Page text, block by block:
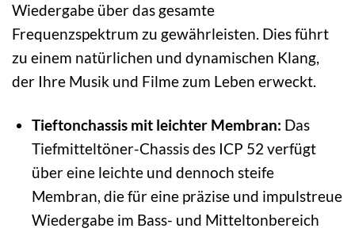
Wiedergabe über das gesamte
Frequenzspektrum zu gewährleisten. Dies führt
zu einem natürlichen und dynamischen Klang,
der Ihre Musik und Filme zum Leben erweckt.
Tieftonchassis mit leichter Membran: Das
Tiefmitteltöner-Chassis des ICP 52 verfügt
über eine leichte und dennoch steife
Membran, die für eine präzise und impulstreue
Wiedergabe im Bass- und Mitteltonbereich